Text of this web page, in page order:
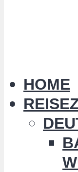
HOME